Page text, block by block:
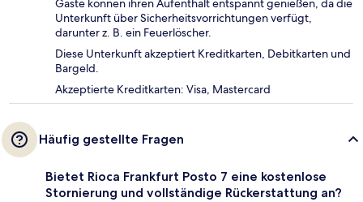
Gäste können ihren Aufenthalt entspannt genießen, da die
Unterkunft über Sicherheitsvorrichtungen verfügt,
darunter z. B. ein Feuerlöscher.
Diese Unterkunft akzeptiert Kreditkarten, Debitkarten und
Bargeld.
Akzeptierte Kreditkarten: Visa, Mastercard
Häufig gestellte Fragen
Bietet Rioca Frankfurt Posto 7 eine kostenlose
Stornierung und vollständige Rückerstattung an?